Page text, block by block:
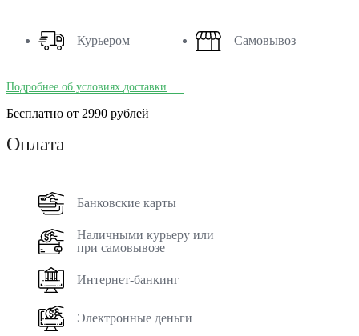
Курьером Самовывоз
Подробнее об условиях доставки
Бесплатно от 2990 рублей
Оплата
Банковские карты
Наличными курьеру или
при самовывозе
Интернет-банкинг
Электронные деньги